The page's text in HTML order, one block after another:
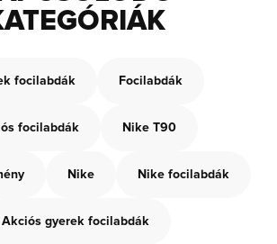
focilabdák Focilabdák
focilabdák Nike T90
Nike Nike focilabdák
Akciós gyerek focilabdák